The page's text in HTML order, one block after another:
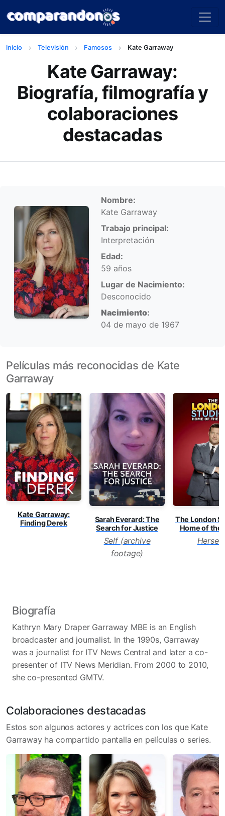
Inicio Televisión Famosos Kate Garraway
Kate Garraway:
Biografía, filmografía y
colaboraciones
destacadas
Información personal
Nombre:
Kate Garraway
Trabajo principal:
Interpretación
Edad:
59 años
Lugar de Nacimiento:
Desconocido
Nacimiento:
04 de mayo de 1967
Películas más reconocidas de Kate
Garraway
Kate Garraway:
Finding Derek
Sarah Everard: The
Search for Justice
Self (archive
footage)
The London
Home of the
Herself
Biografía
Kathryn Mary Draper Garraway MBE is an English
broadcaster and journalist. In the 1990s, Garraway
was a journalist for ITV News Central and later a co-
presenter of ITV News Meridian. From 2000 to 2010,
she co-presented GMTV.
Colaboraciones destacadas
Estos son algunos actores y actrices con los que Kate
Garraway ha compartido pantalla en películas o series.